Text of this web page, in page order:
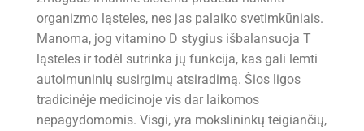
organizmo ląsteles, nes jas palaiko svetimkūniais.
Manoma, jog vitamino D stygius išbalansuoja T
ląsteles ir todėl sutrinka jų funkcija, kas gali lemti
autoimuninių susirgimų atsiradimą. Šios ligos
tradicinėje medicinoje vis dar laikomos
nepagydomomis. Visgi, yra mokslininkų teigiančių,